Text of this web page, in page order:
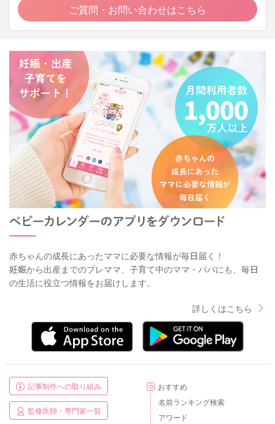
ご質問・お問い合わせはこちら
赤ちゃんの成長にあったママに必要な情報が毎日届く！
妊娠から出産までのプレママ、子育て中のママ・パパにも、毎日
の生活に役立つ情報をお届けします。
詳しくはこちら
記事制作への取り組み
監修医師・専門家一覧
おすすめ
名前ランキング検索
アワード